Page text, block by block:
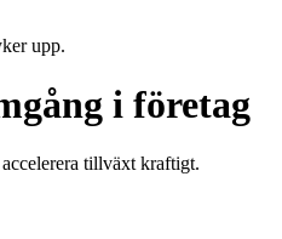
upp.
i företag
tillväxt kraftigt.